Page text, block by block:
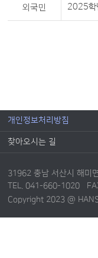
외국민 2025학
개인정보처리방침
찾아오시는 길
31962 충남 서산시 해미
TEL. 041-660-1020
Copyright 2023 @